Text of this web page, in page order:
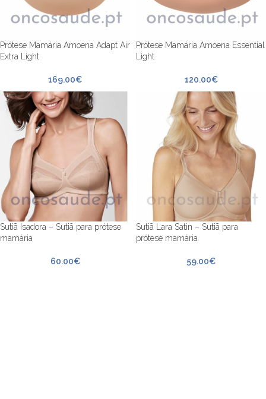
Prótese Mamária Amoena Adapt Air
Extra Light
169.00€
Prótese Mamária Amoena Essential
Light
120.00€
Sutiã Isadora – Sutiã para prótese
mamária
60.00€
Sutiã Lara Satin – Sutiã para
prótese mamária
59.00€